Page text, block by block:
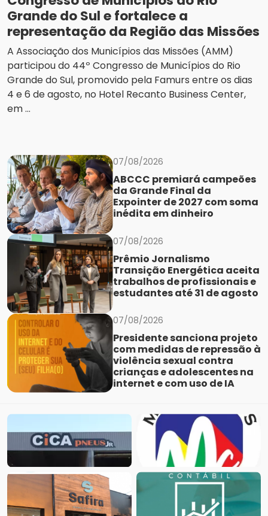
Grande do Sul e fortalece a
representação da Região das Missões
A Associação dos Municípios das Missões (AMM)
participou do 44º Congresso de Municípios do Rio
Grande do Sul, promovido pela Famurs entre os dias
4 e 6 de agosto, no Hotel Recanto Business Center,
em ...
07/08/2026
ABCCC premiará campeões
da Grande Final da
Expointer de 2027 com soma
inédita em dinheiro
07/08/2026
Prêmio Jornalismo
Transição Energética aceita
trabalhos de profissionais e
estudantes até 31 de agosto
07/08/2026
Presidente sanciona projeto
com medidas de repressão à
violência sexual contra
crianças e adolescentes na
internet e com uso de IA